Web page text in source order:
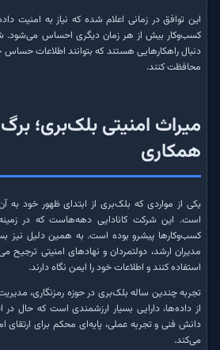
این توافق در زمانی اعلام شده که نیاز به امنیت
کسب‌وکار بیش از هر زمان دیگری احساس می‌شود.
دنبال راهکارهایی هستند که بتوانند اطلاعات حساس
محافظت کنند.
میراث امنیتی بلک‌بری؛
همکاری
یکی از مواردی که بلک‌بری از ابتدای ظهور خود به
است. این شرکت کانادایی دهه‌هاست که در زمینه
کسب‌وکارها پیشرو بوده است. به همین دلیل نیز
مدیران ارشد، دولتمردان و نهادهای امنیتی
استفاده کنند و اطلاعات خود را ایمن نگاه دارند.
تجربه چندین ساله بلک‌بری در حوزه رمزنگاری،
از داده‌ها، دارایی بسیار ارزشمندی است که حال در
دانش فنی و تجربه عملی، پایه‌ای محکم برای ارتقای
می‌کند.